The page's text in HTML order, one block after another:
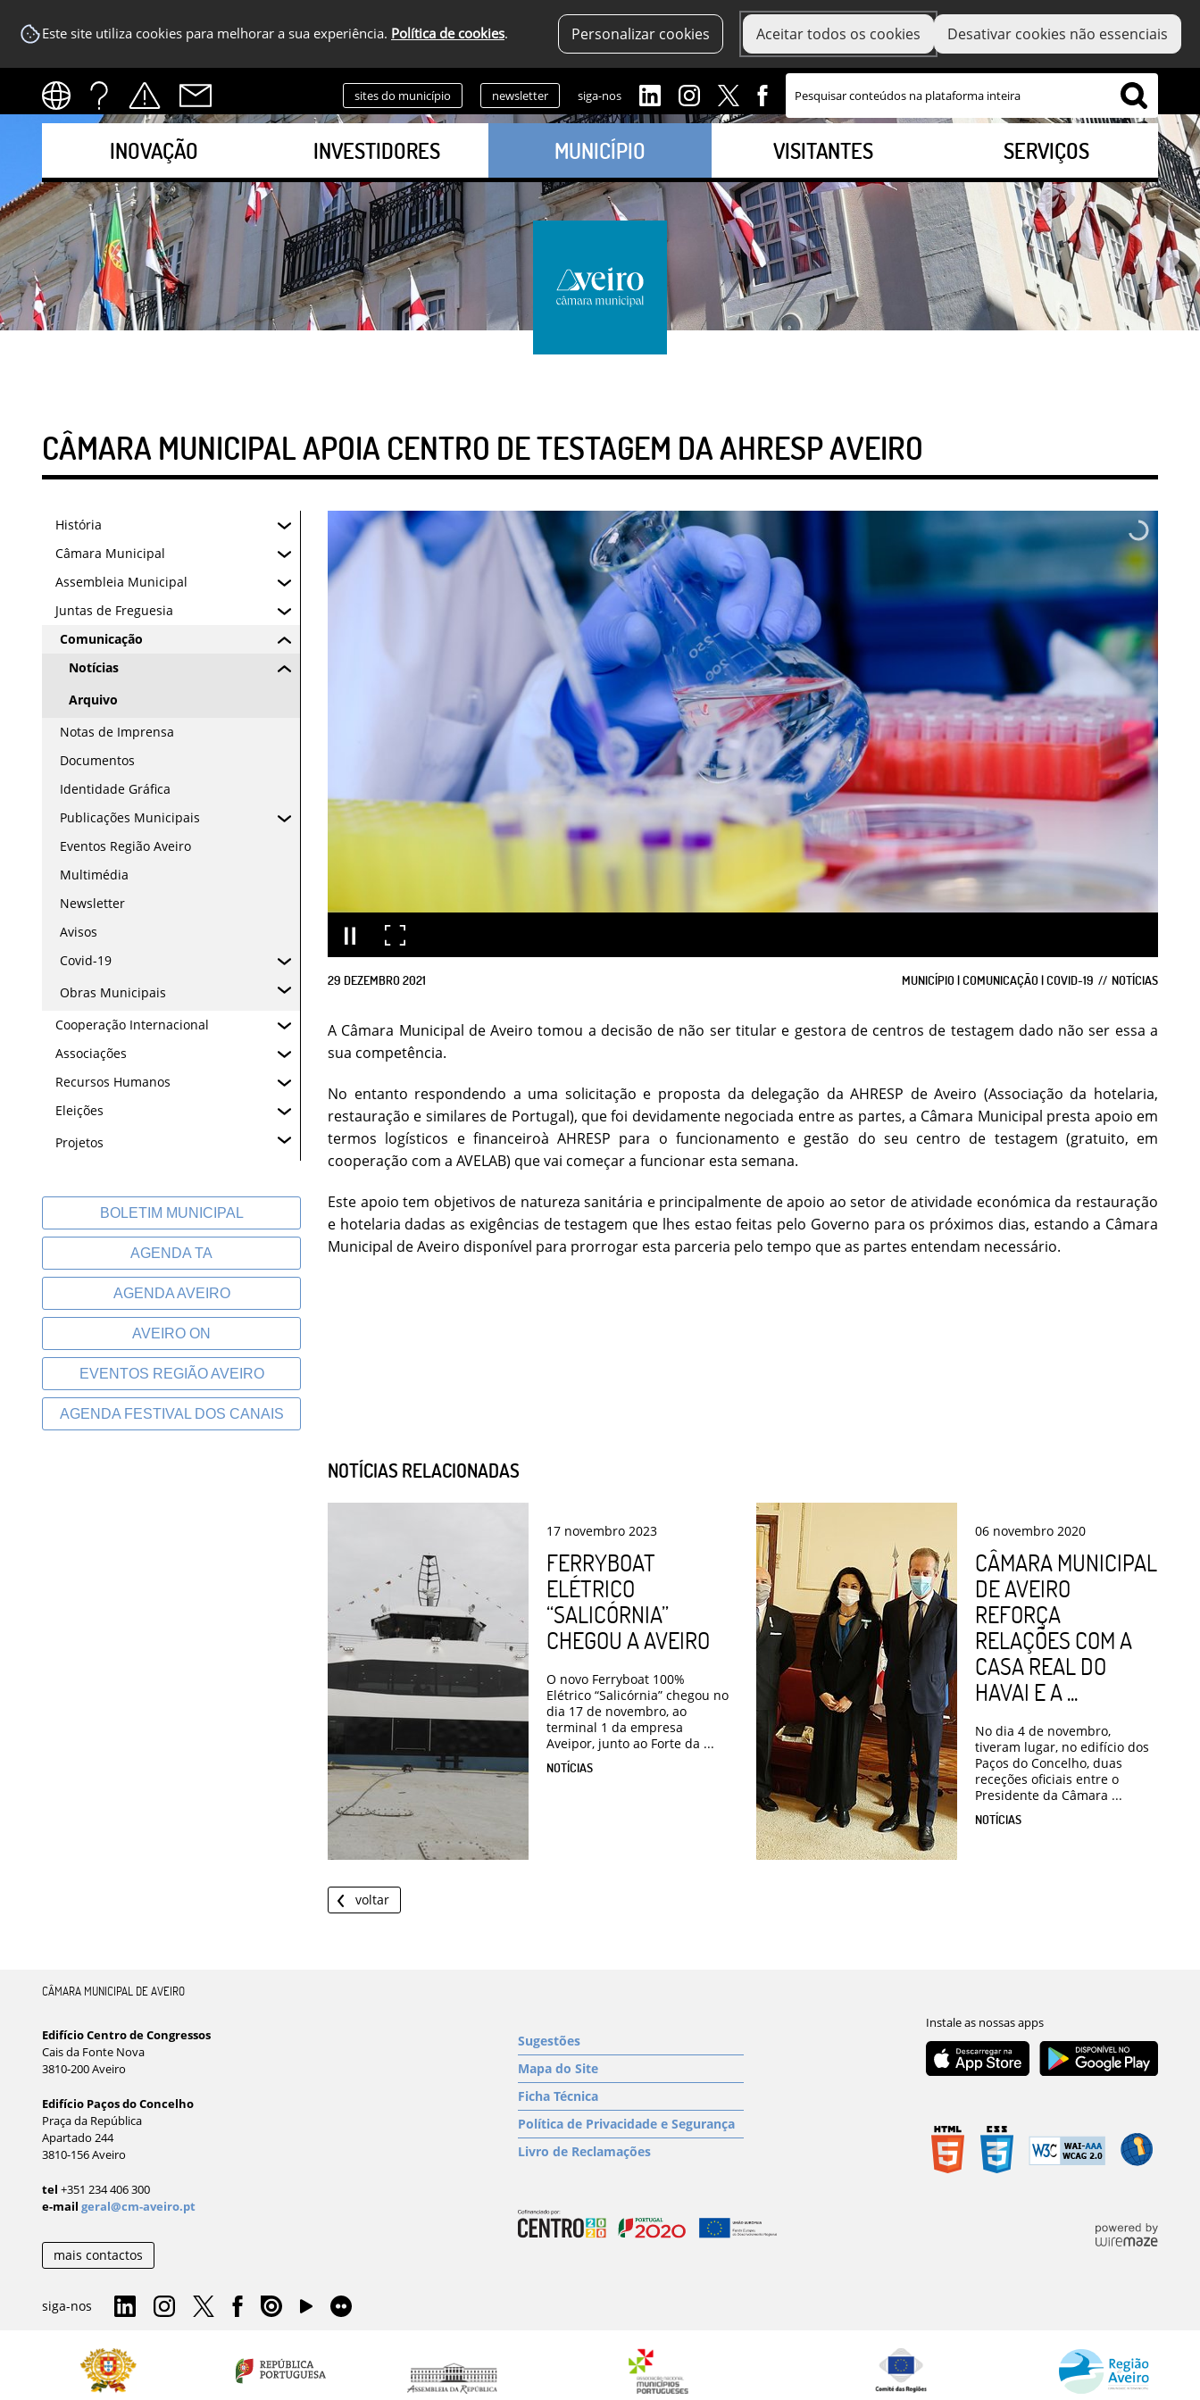
Este site utiliza cookies para melhorar a sua experiência. Política de cookies. Personalizar cookies Aceitar todos os cookies Desativar cookies não essenciais
sites do município newsletter siga-nos
INOVAÇÃO INVESTIDORES MUNICÍPIO VISITANTES SERVIÇOS
CÂMARA MUNICIPAL APOIA CENTRO DE TESTAGEM DA AHRESP AVEIRO
História
Câmara Municipal
Assembleia Municipal
Juntas de Freguesia
Comunicação
Notícias
Arquivo
Notas de Imprensa
Documentos
Identidade Gráfica
Publicações Municipais
Eventos Região Aveiro
Multimédia
Newsletter
Avisos
Covid-19
Obras Municipais
Cooperação Internacional
Associações
Recursos Humanos
Eleições
Projetos
BOLETIM MUNICIPAL
AGENDA TA
AGENDA AVEIRO
AVEIRO ON
EVENTOS REGIÃO AVEIRO
AGENDA FESTIVAL DOS CANAIS
29 DEZEMBRO2021 MUNICÍPIO | COMUNICAÇÃO | COVID-19 NOTÍCIAS
A Câmara Municipal de Aveiro tomou a decisão de não ser titular e gestora de centros de testagem dado não ser essa a
sua competência.
No entanto respondendo a uma solicitação e proposta da delegação da AHRESP de Aveiro (Associação da hotelaria,
restauração e similares de Portugal), que foi devidamente negociada entre as partes, a Câmara Municipal presta apoio em
termos logísticos e financeiroà AHRESP para o funcionamento e gestão do seu centro de testagem (gratuito, em
cooperação com a AVELAB) que vai começar a funcionar esta semana.
Este apoio tem objetivos de natureza sanitária e principalmente de apoio ao setor de atividade económica da restauração
e hotelaria dadas as exigências de testagem que lhes estao feitas pelo Governo para os próximos dias, estando a Câmara
Municipal de Aveiro disponível para prorrogar esta parceria pelo tempo que as partes entendam necessário.
NOTÍCIAS RELACIONADAS
17 novembro 2023
FERRYBOAT
ELÉTRICO
“SALICÓRNIA”
CHEGOU A AVEIRO
O novo Ferryboat 100%
Elétrico “Salicórnia” chegou no
dia 17 de novembro, ao
terminal 1 da empresa
Aveipor, junto ao Forte da ...
NOTÍCIAS
06 novembro 2020
CÂMARA MUNICIPAL
DE AVEIRO
REFORÇA
RELAÇÕES COM A
CASA REAL DO
HAVAI E A ...
No dia 4 de novembro,
tiveram lugar, no edifício dos
Paços do Concelho, duas
receções oficiais entre o
Presidente da Câmara ...
NOTÍCIAS
voltar
CÂMARA MUNICIPAL DE AVEIRO
Edifício Centro de Congressos
Cais da Fonte Nova
3810-200 Aveiro
Edifício Paços do Concelho
Praça da República
Apartado 244
3810-156 Aveiro
tel +351 234 406 300
e-mail geral@cm-aveiro.pt
mais contactos
siga-nos
Sugestões
Mapa do Site
Ficha Técnica
Política de Privacidade e Segurança
Livro de Reclamações